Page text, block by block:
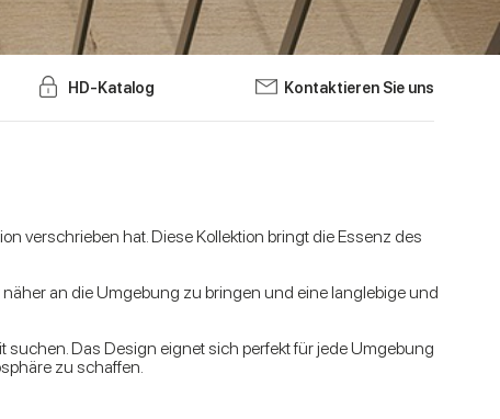
HD-Katalog Kontaktieren Sie uns
verschrieben hat. Diese Kollektion bringt die Essenz des
an die Umgebung zu bringen und eine langlebige und
suchen. Das Design eignet sich perfekt für jede Umgebung
zu schaffen.